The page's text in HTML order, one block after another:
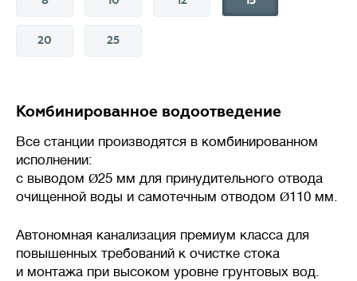
20 25
Комбинированное водоотведение
Все станции производятся в комбинированном
исполнении:
с выводом Ø25 мм для принудительного отвода
очищенной воды и самотечным отводом Ø110 мм.
Автономная канализация премиум класса для
повышенных требований к очистке стока
и монтажа при высоком уровне грунтовых вод.
Объем сточных вод, который
станция биологической очистки
(септик) способна переработать
за сутки без потери
Важно подбирать систему
с учетом реального